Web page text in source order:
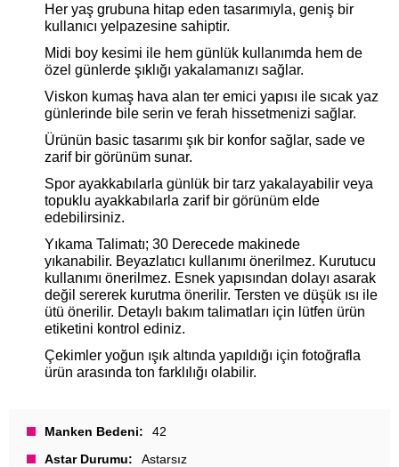
Her yaş grubuna hitap eden tasarımıyla, geniş bir
kullanıcı yelpazesine sahiptir.
Midi boy kesimi ile hem günlük kullanımda hem de
özel günlerde şıklığı yakalamanızı sağlar.
Viskon kumaş hava alan ter emici yapısı ile sıcak yaz
günlerinde bile serin ve ferah hissetmenizi sağlar.
Ürünün basic tasarımı şık bir konfor sağlar, sade ve
zarif bir görünüm sunar.
Spor ayakkabılarla günlük bir tarz yakalayabilir veya
topuklu ayakkabılarla zarif bir görünüm elde
edebilirsiniz.
Yıkama Talimatı; 30 Derecede makinede
yıkanabilir. Beyazlatıcı kullanımı önerilmez. Kurutucu
kullanımı önerilmez. Esnek yapısından dolayı asarak
değil sererek kurutma önerilir. Tersten ve düşük ısı ile
ütü önerilir. Detaylı bakım talimatları için lütfen ürün
etiketini kontrol ediniz.
Çekimler yoğun ışık altında yapıldığı için fotoğrafla
ürün arasında ton farklılığı olabilir.
Manken Bedeni
42
Astar Durumu
Astarsız